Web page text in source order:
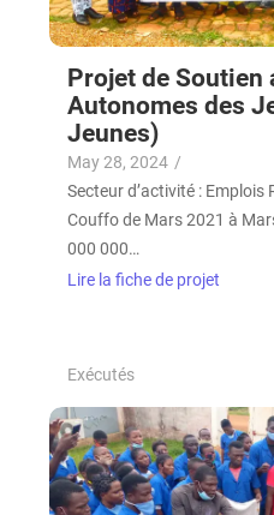
Projet de Soutien
Autonomes des
Jeunes)
May 28, 2024 /
Secteur d’activité : Emplois
Couffo de Mars 2021 à
000 000…
Lire la fiche de projet
Exécutés